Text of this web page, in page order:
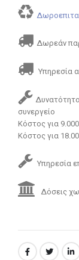
Δωρεάν
Υπηρεσία
συνεργείο
Κόστος για
Κόστος για
Υπηρεσία
Δόσεις